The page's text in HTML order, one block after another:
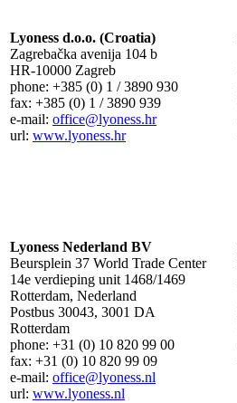
Lyoness d.o.o. (Croatia)
Zagrebačka avenija 104 b
HR-10000 Zagreb
phone: +385 (0) 1 / 3890 930
fax: +385 (0) 1 / 3890 939
e-mail: office@lyoness.hr
url: www.lyoness.hr
Lyoness Nederland BV
Beursplein 37 World Trade Center
14e verdieping unit 1468/1469
Rotterdam, Nederland
Postbus 30043, 3001 DA
Rotterdam
phone: +31 (0) 10 820 99 00
fax: +31 (0) 10 820 99 09
e-mail: office@lyoness.nl
url: www.lyoness.nl